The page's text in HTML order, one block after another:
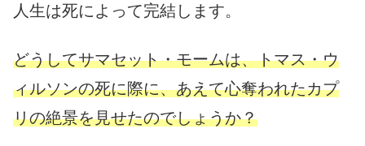
人生は死によって完結します。
どうしてサマセット・モームは、トマス・ウ
ィルソンの死に際に、あえて心奪われたカプ
リの絶景を見せたのでしょうか？